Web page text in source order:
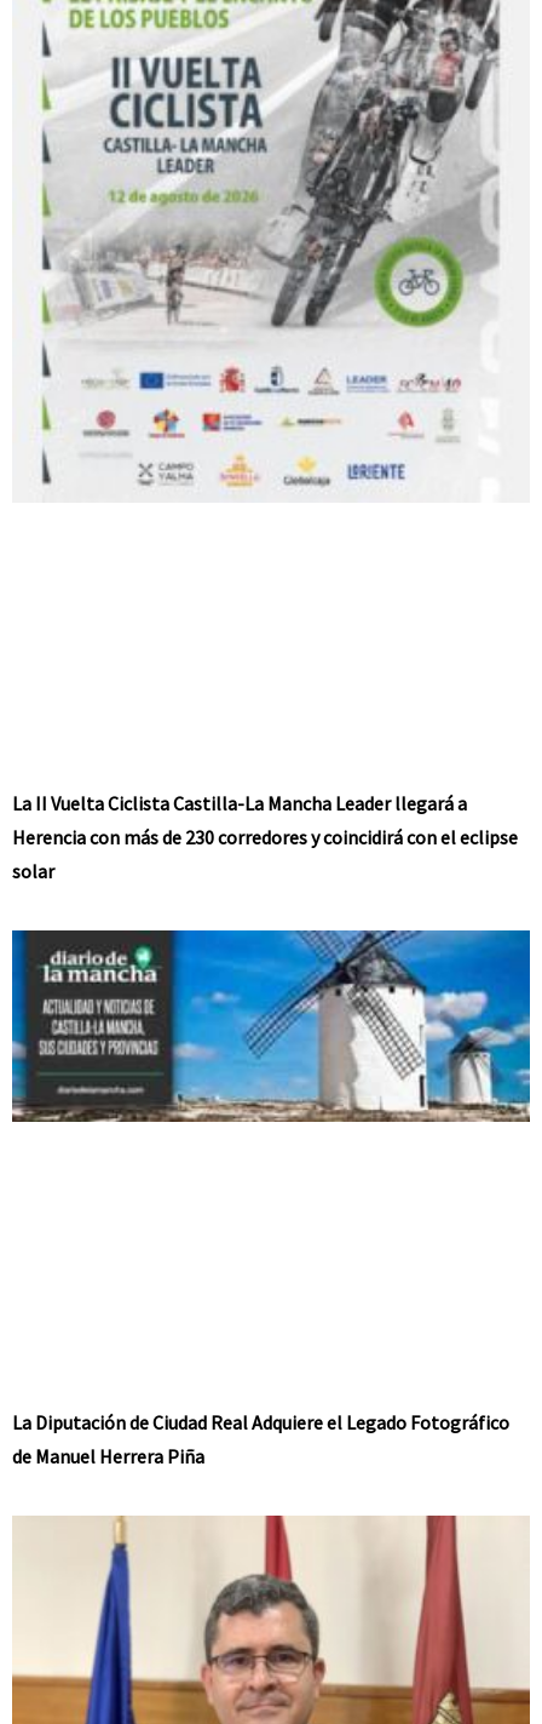
La II Vuelta Ciclista Castilla-La Mancha Leader llegará a
Herencia con más de 230 corredores y coincidirá con el eclipse
solar
La Diputación de Ciudad Real Adquiere el Legado Fotográfico
de Manuel Herrera Piña